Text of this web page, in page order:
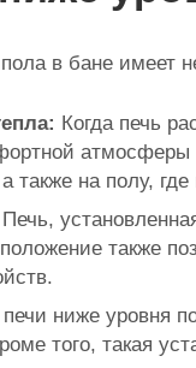
в бане имеет
Когда печь
также на полу,
Печь,
также
ниже уровня
того, такая